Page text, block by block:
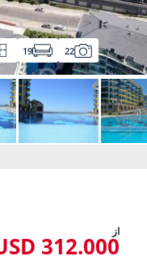
22
19
از
312.000 USD